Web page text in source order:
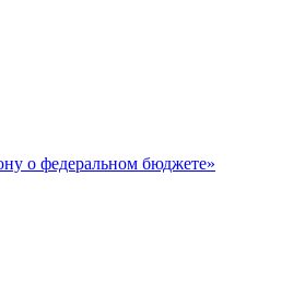
о федеральном бюджете»